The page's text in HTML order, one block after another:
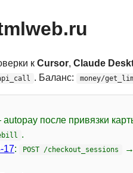
к Cursor, Claude
. Баланс: money/
после привязки
.
17: POST /checkout_sessions →